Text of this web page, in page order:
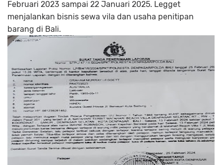
Februari 2023 sampai 22 Januari 2025. Legget
menjalankan bisnis sewa vila dan usaha penitipan
barang di Bali.